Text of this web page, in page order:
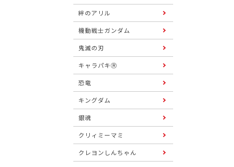
絆のアリル
機動戦士ガンダム
鬼滅の刃
キャラパキⓇ
恐竜
キングダム
銀魂
クリィミーマミ
クレヨンしんちゃん